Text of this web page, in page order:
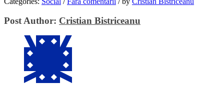
Email
Post Author: Cristian Bistriceanu